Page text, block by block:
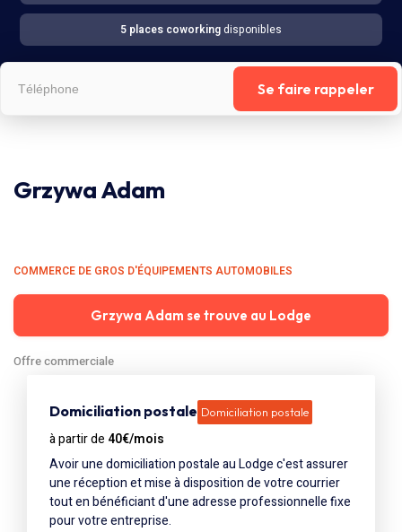
5 places coworkingdisponibles
Se faire rappeler
Grzywa Adam
COMMERCE DE GROS D'ÉQUIPEMENTS AUTOMOBILES
Grzywa Adam se trouve au Lodge
Offre commerciale
Domiciliation postale Domiciliation postale
à partir de 40€/mois
Avoir une domiciliation postale au Lodge c'est assurer
une réception et mise à disposition de votre courrier
tout en bénéficiant d'une adresse professionnelle fixe
pour votre entreprise.